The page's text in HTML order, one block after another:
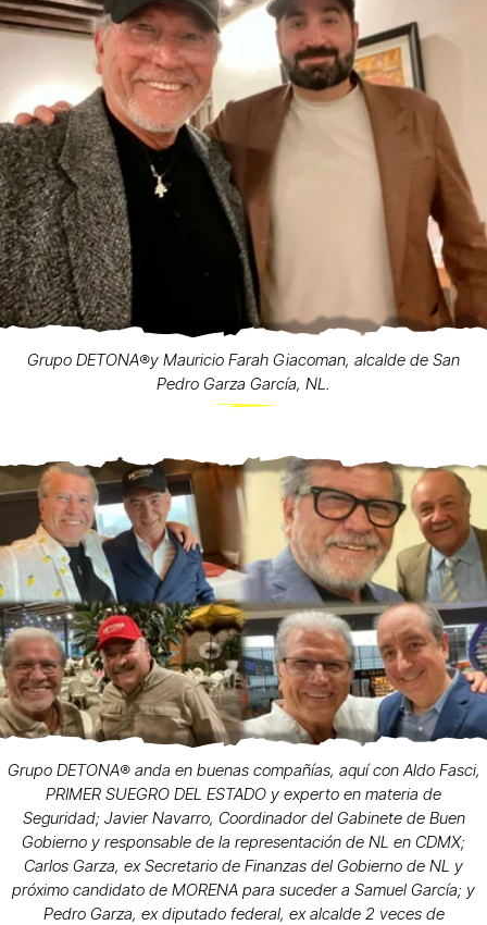
Grupo DETONA®️y Mauricio Farah Giacoman, alcalde de San
Pedro Garza García, NL.
Grupo DETONA®️ anda en buenas compañías, aquí con Aldo Fasci,
PRIMER SUEGRO DEL ESTADO y experto en materia de
Seguridad; Javier Navarro, Coordinador del Gabinete de Buen
Gobierno y responsable de la representación de NL en CDMX;
Carlos Garza, ex Secretario de Finanzas del Gobierno de NL y
próximo candidato de MORENA para suceder a Samuel García; y
Pedro Garza, ex diputado federal, ex alcalde 2 veces de